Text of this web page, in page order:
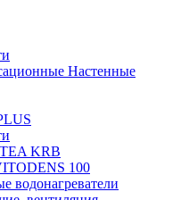
Настенные
KRB
100
водонагреватели